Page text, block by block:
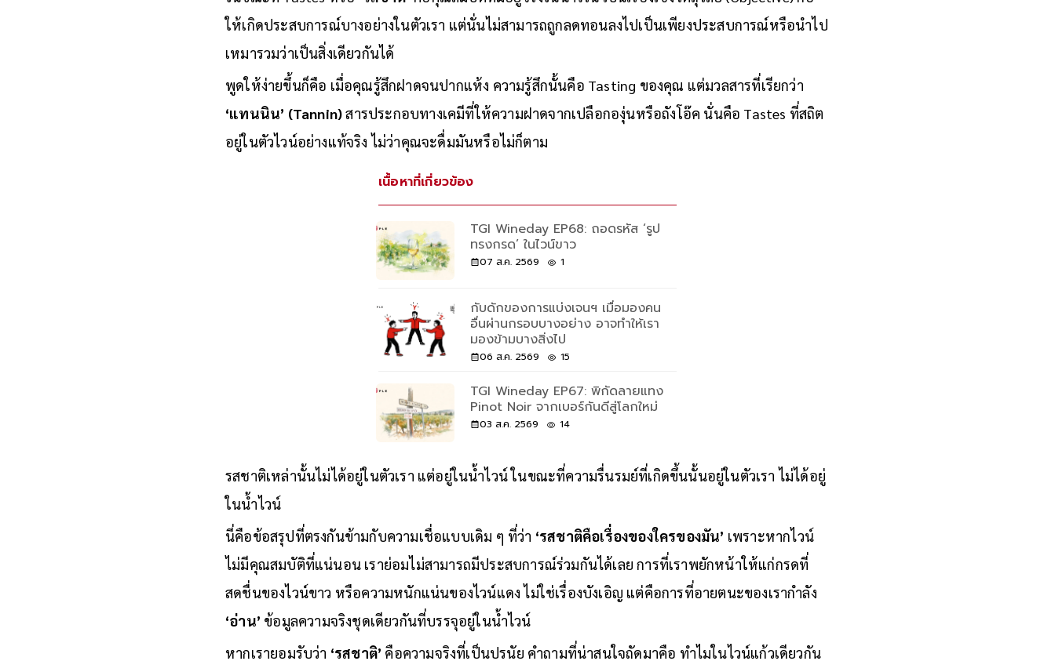
ในขณะที่ Tastes หรือ‘รสชาติ’คือคุณสมบัติที่มีอยู่จริงในน้ำไวน์ เป็นเรื่องเชิงวัตถุวิสัย (Objective) ก่อ
ให้เกิดประสบการณ์บางอย่างในตัวเรา แต่นั่นไม่สามารถถูกลดทอนลงไปเป็นเพียงประสบการณ์หรือนำไป
เหมารวมว่าเป็นสิ่งเดียวกันได้
พูดให้ง่ายขึ้นก็คือ เมื่อคุณรู้สึกฝาดจนปากแห้ง ความรู้สึกนั้นคือ Tasting ของคุณ แต่มวลสารที่เรียกว่า
‘แทนนิน’ (Tannin)สารประกอบทางเคมีที่ให้ความฝาดจากเปลือกองุ่นหรือถังโอ๊ค นั่นคือ Tastes ที่สถิต
เนื้อหาที่เกี่ยวข้อง
TGI Wineday EP68: ถอดรหัส ‘รูป
ทรงกรด’ ในไวน์ขาว
กับดักของการแบ่งเจนฯ เมื่อมองคน
อื่นผ่านกรอบบางอย่าง อาจทำให้เรา
มองข้ามบางสิ่งไป
06 ส.ค. 2569
TGI Wineday EP67: พิกัดลายแทง
Pinot Noir จากเบอร์กันดีสู่โลกใหม่
รสชาติเหล่านั้นไม่ได้อยู่ในตัวเรา แต่อยู่ในน้ำไวน์ ในขณะที่ความรื่นรมย์ที่เกิดขึ้นนั้นอยู่ในตัวเรา ไม่ได้อยู่
ในน้ำไวน์
นี่คือข้อสรุปที่ตรงกันข้ามกับความเชื่อแบบเดิม ๆ ที่ว่า‘รสชาติคือเรื่องของใครของมัน’เพราะหากไวน์
ไม่มีคุณสมบัติที่แน่นอน เราย่อมไม่สามารถมีประสบการณ์ร่วมกันได้เลย การที่เราพยักหน้าให้แก่กรดที่
สดชื่นของไวน์ขาว หรือความหนักแน่นของไวน์แดง ไม่ใช่เรื่องบังเอิญ แต่คือการที่อายตนะของเรากำลัง
‘อ่าน’ข้อมูลความจริงชุดเดียวกันที่บรรจุอยู่ในน้ำไวน์